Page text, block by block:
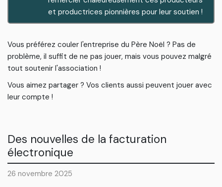
et productrices pionnières pour leur soutien !
Vous préférez couler l'entreprise du Père Noël ? Pas de
problème, il suffit de ne pas jouer, mais vous pouvez malgré
tout soutenir l'association !
Vous aimez partager ? Vos clients aussi peuvent jouer avec
leur compte !
Des nouvelles de la facturation
électronique
26 novembre 2025